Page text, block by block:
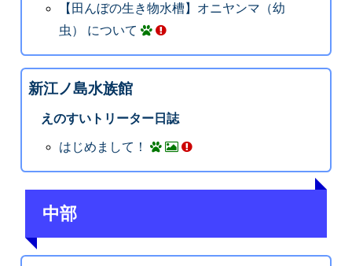
【田んぼの生き物水槽】オニヤンマ（幼
虫） について
新江ノ島水族館
えのすいトリーター日誌
はじめまして！
中部